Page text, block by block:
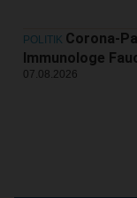
POLITIK Corona-
Immunologe
07.08.2026